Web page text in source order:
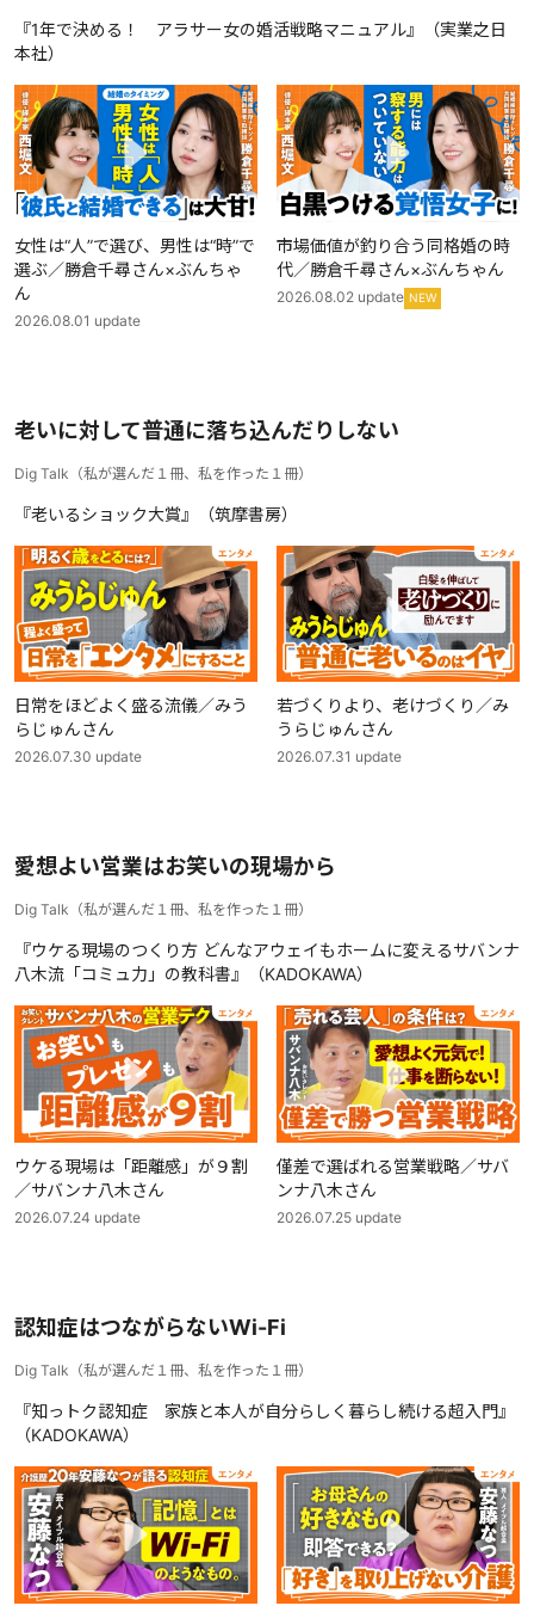
『1年で決める！ アラサー女の婚活戦略マニュアル』（実業之日
本社）
女性は“人”で選び、男性は“時”で
選ぶ／勝倉千尋さん×ぶんちゃ
ん
2026.08.01 update
市場価値が釣り合う同格婚の時
代／勝倉千尋さん×ぶんちゃん
2026.08.02 update NEW
老いに対して普通に落ち込んだりしない
Dig Talk （私が選んだ１冊、私を作った１冊）
『老いるショック大賞』（筑摩書房）
日常をほどよく盛る流儀／みう
らじゅんさん
2026.07.30 update
若づくりより、老けづくり／み
うらじゅんさん
2026.07.31 update
愛想よい営業はお笑いの現場から
Dig Talk （私が選んだ１冊、私を作った１冊）
『ウケる現場のつくり方 どんなアウェイもホームに変えるサバンナ
八木流「コミュ力」の教科書』（KADOKAWA）
ウケる現場は「距離感」が９割
／サバンナ八木さん
2026.07.24 update
僅差で選ばれる営業戦略／サバ
ンナ八木さん
2026.07.25 update
認知症はつながらないWi-Fi
Dig Talk （私が選んだ１冊、私を作った１冊）
『知っトク認知症 家族と本人が自分らしく暮らし続ける超入門』
（KADOKAWA）